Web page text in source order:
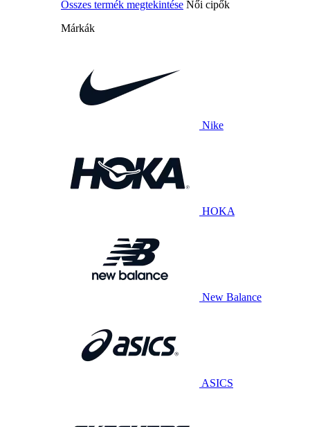
Összes termék megtekintése Női cipők
Márkák
Nike
HOKA
New Balance
ASICS